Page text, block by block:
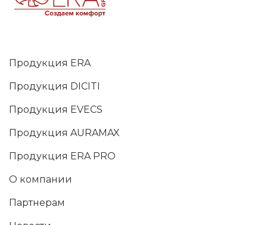
Продукция ERA
Продукция DICITI
Продукция EVECS
Продукция AURAMAX
Продукция ERA PRO
О компании
Партнерам